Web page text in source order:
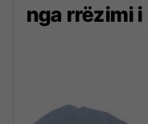
nga rrëzimi